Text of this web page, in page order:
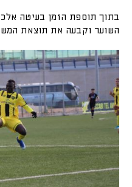
בתוך תוספת הזמן בעיטה
השוער וקבעה את תוצאת המשחק 2:1 לקריסטל